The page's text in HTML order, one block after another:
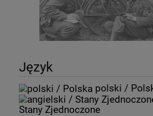
Język
polski /
Stany Zjednoczone